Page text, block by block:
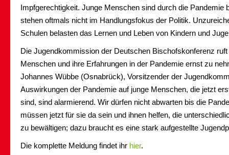
Impfgerechtigkeit. Junge Menschen sind durch die Pandemie
stehen oftmals nicht im Handlungsfokus der Politik.
Schulen belasten das Lernen und Leben von Kindern und
Die Jugendkommission der Deutschen Bischofskonferenz
Menschen und ihre Erfahrungen in der Pandemie ernst zu
Johannes Wübbe (Osnabrück), Vorsitzender der
Auswirkungen der Pandemie auf junge Menschen, die jetzt
sind, sind alarmierend. Wir dürfen nicht abwarten bis die
müssen jetzt für sie da sein und ihnen helfen, die
zu bewältigen; dazu braucht es eine stark aufgestellte
Die komplette Meldung findet ihr hier.